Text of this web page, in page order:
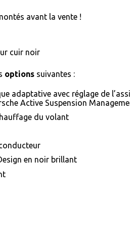
avant la vente !
cuir noir
options suivantes :
adaptative avec réglage de
Active Suspension
du volant
en noir brillant